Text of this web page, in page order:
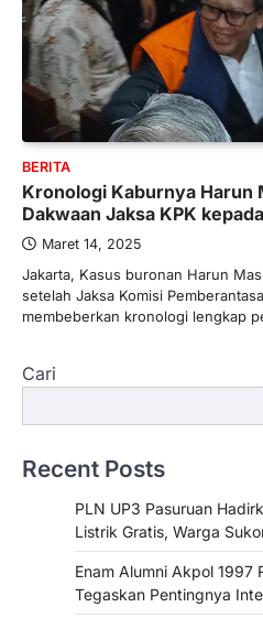
BERITA
Kronologi Kaburnya Harun
Dakwaan Jaksa KPK
Maret 14, 2025
Jakarta, Kasus buronan Harun
setelah Jaksa Komisi
membeberkan kronologi lengkap
Cari
Recent Posts
PLN UP3 Pasuruan
Listrik Gratis, Warga
Enam Alumni Akpol 1997
Tegaskan Pentingnya